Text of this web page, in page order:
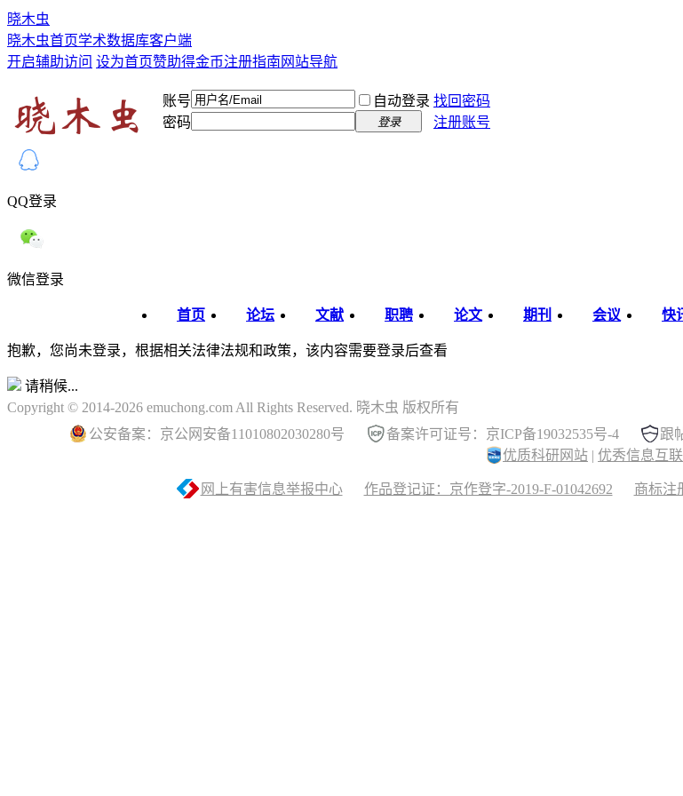
晓木虫
晓木虫首页学术数据库客户端
开启辅助访问 设为首页赞助得金币注册指南 网站导航
账号 自动登录 找回密码
密码
登录 注册账号
QQ登录
微信登录
首页 论坛 文献 职聘 论文 期刊 会议 快
抱歉，您尚未登录，根据相关法律法规和政策，该内容需要登录后查看
请稍候...
Copyright © 2014-2026 emuchong.com All Rights Reserved. 晓木虫 版权所有
公安备案：京公网安备11010802030280号
备案许可证号：京ICP备19032535号-4
跟
优质科研网站 | 优秀信息互
网上有害信息举报中心 作品登记证：京作登字-2019-F-01042692 商标注